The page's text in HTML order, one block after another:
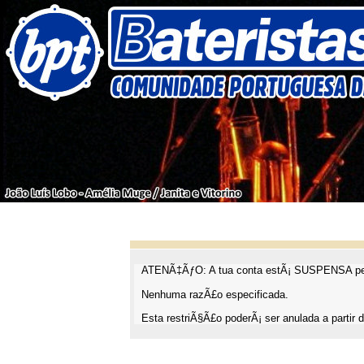
ATENÃ‡ÃƒO: A tua conta estÃ¡ SUSPENSA
Nenhuma razÃ£o especificada.
Esta restriÃ§Ã£o poderÃ¡ ser anulada a partir